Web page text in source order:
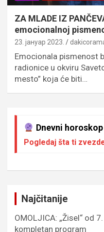
ZA MLADE IZ
emocionalnoj
23. јануар 2023.
Emocionala pismenost
radionice u okviru
mesto” koja će biti…
Dnevni horoskop
Pogledaj šta ti
Najčitanije
OMOLJICA: „Žisel“ od
kompletan program